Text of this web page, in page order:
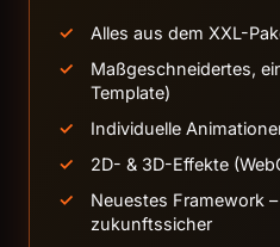
Alles aus dem XXL-
Maßgeschneidertes,
Template)
Individuelle
2D- & 3D-Effekte
Neuestes Framework
zukunftssicher